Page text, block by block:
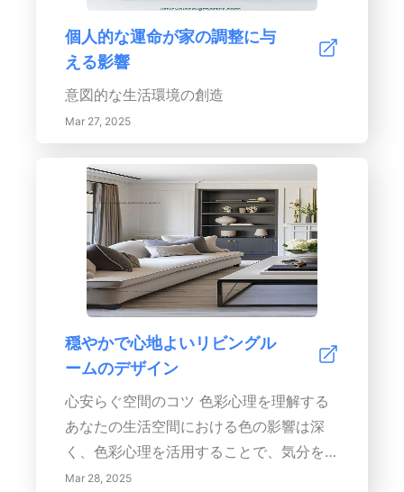
の流れにおいて重要な役割を果たします。
デスクを指導的な位置に配置することで、
最大の可視性と快適さを確保し、これが生
産性にとって重要です。5. 色彩心理学: 色
彩心理学を活用して、ブランドを反映し、
た色彩スキームを作成します。戦略的に選
ばれた色は、創造性、集中力、全体的な幸
福感を向上させることができます。6. 刺
激を与える画像を表示: ビジネスの目標を
刺激し共鳴する画像をキュレーションしま
す。適切なビジュアルは、あなたの気分と
エネルギーに大きな影響を与え、創造性と
強い目的意識を育みます。7. 要素のバラン
ス: 風水の五つの要素である木、火、土、
金、そして水を理解しバランスを取ること
は、調和を生み出し、ポジティブなエネル
ギーの流れを促進し、繁栄するホームビジ
する基本的な原則と要素を理解して、風水
を家庭に取り入れる技術をマスターしてく
ださい。装飾品の選択における色と素材の
重要性を探ることで、バグアマップを用い
て最適な結果のためにスペースを調整する
方法を発見します。整理された環境を維持
して、風水の装飾品の利益を最大限に活用
し、定期的にそれらを浄化してエネルギー
が活力を保つようにしてください。あなた
の空間を調和と栄えの聖域に変え、健康で
繁栄したライフスタイルを促進しましょ
う。今日、風水装飾の世界を探探し始め
て、家にバランスのとれた雰囲気を作り始
めましょう！
個人的な運命が家の調整に与
える影響
意図的な生活環境の創造
Mar 27, 2025
穏やかで心地よいリビングル
ームのデザイン
心安らぐ空間のコツ 色彩心理を理解する
あなたの生活空間における色の影響は深
く、色彩心理を活用することで、気分を高
める環境を作り出すことができます。青や
Mar 28, 2025